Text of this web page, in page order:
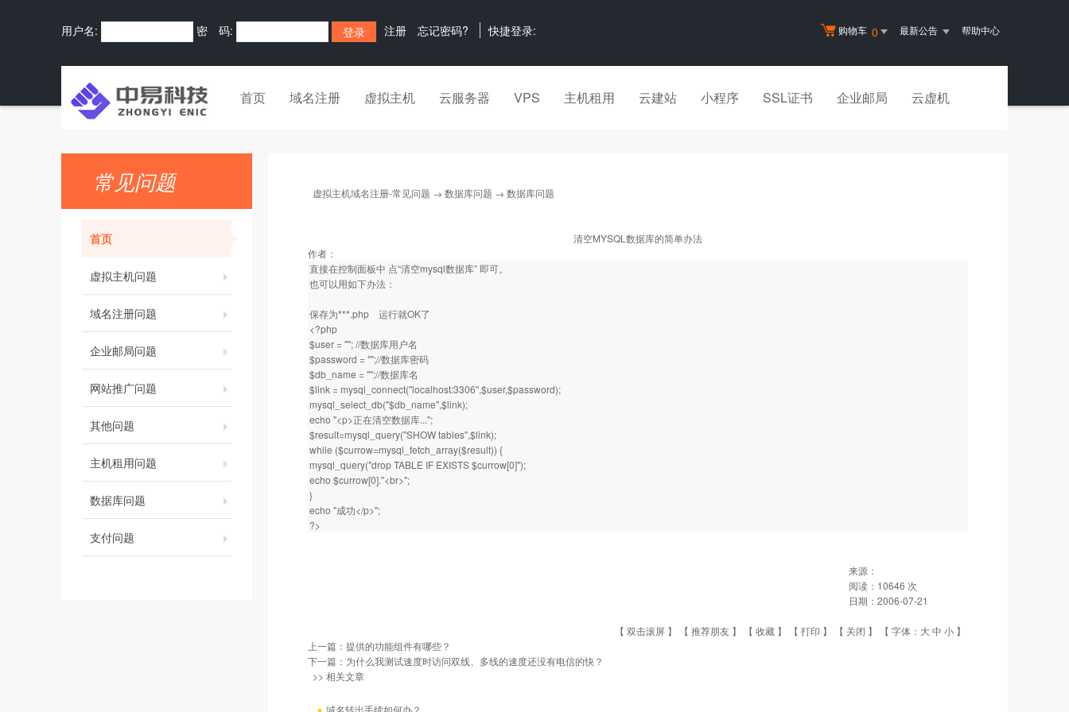
购物车 0 最新公告 帮助中心
用户名: 密 码: 注册 忘记密码? 快捷登录:
首页 域名注册 虚拟主机 云服务器 VPS 主机租用 云建站 小程序 SSL证书 企业邮局 云虚机
常见问题
首页
虚拟主机问题
域名注册问题
企业邮局问题
网站推广问题
其他问题
主机租用问题
数据库问题
支付问题
虚拟主机域名注册-常见问题 → 数据库问题 → 数据库问题
清空MYSQL数据库的简单办法
作者：
直接在控制面板中 点“清空mysql数据库” 即可。
也可以用如下办法：
保存为***.php 运行就OK了
<?php
$user = ""; //数据库用户名
$password = "";//数据库密码
$db_name = "";//数据库名
$link = mysql_connect("localhost:3306",$user,$password);
mysql_select_db("$db_name",$link);
echo "<p>正在清空数据库...";
$result=mysql_query("SHOW tables",$link);
while ($currow=mysql_fetch_array($result)) {
mysql_query("drop TABLE IF EXISTS $currow[0]");
echo $currow[0]."<br>";
}
echo "成功</p>";
?>
来源：
阅读： 10646 次
日期： 2006-07-21
【 双击滚屏 】 【 推荐朋友 】 【 收藏 】 【 打印 】 【 关闭 】 【 字体： 大中 小 】
上一篇： 提供的功能组件有哪些？
下一篇： 为什么我测试速度时访问双线、多线的速度还没有电信的快？
>> 相关文章
域名转出手续如何办？